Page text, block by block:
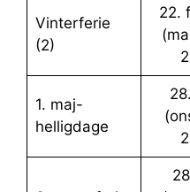
Vinterferie
(2)
22. februar
1. maj-
helligdage
28. april
28. juni